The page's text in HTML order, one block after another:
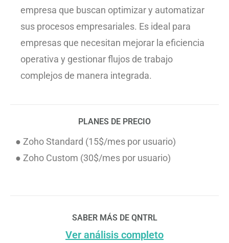
empresa que buscan optimizar y automatizar
sus procesos empresariales. Es ideal para
empresas que necesitan mejorar la eficiencia
operativa y gestionar flujos de trabajo
complejos de manera integrada.
PLANES DE PRECIO
● Zoho Standard (15$/mes por usuario)
● Zoho Custom (30$/mes por usuario)
SABER MÁS DE QNTRL
Ver análisis completo